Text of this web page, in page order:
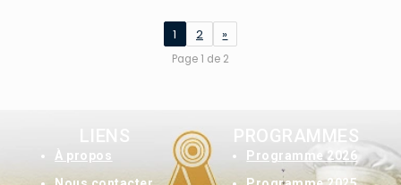
1 2 »
Page 1 de 2
LIENS
À propos
PROGRAMMES
Programme 2026